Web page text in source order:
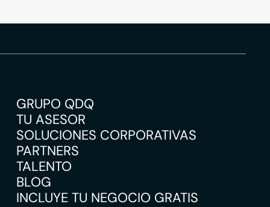
GRUPO QDQ
TU ASESOR
SOLUCIONES CORPORATIVAS
PARTNERS
TALENTO
BLOG
INCLUYE TU NEGOCIO GRATIS